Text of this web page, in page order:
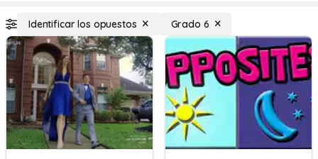
Identificar los opuestos Grado 6